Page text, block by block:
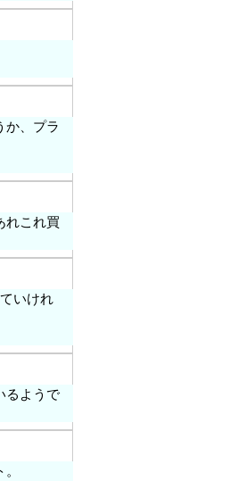
か、プラ
れこれ買
いけれ
るようで